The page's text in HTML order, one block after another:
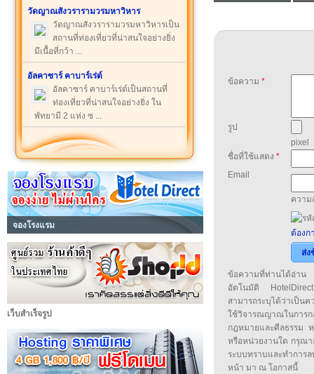
วัดญาณสังวรารามวรมหาวิหาร
วัดญาณสังวรารามวรมหาวิหารเป็น
สถานที่ท่องเที่ยวที่น่าสนใจอย่างยิ่ง
มีเนื้อที่กว้า ...
อัลคาซาร์ คาบาร์เร่ต์
อัลคาซาร์ คาบาร์เร่ต์เป็นสถานที่
ท่องเที่ยวที่น่าสนใจอย่างยิ่ง ใน
พัทยามี 2 แห่ง ซ ...
จองโรงแรม
เว็บสำเร็จรูป
ข้อความ *
รูป
pixel
ชื่อที่ใช้แสดง *
Email
ความ
ต้องก
ส่ง
ข้อความที่ท่านได้อ่าน
อัตโนมัติ
สามารถระบุได้ว่าเป็น
ใช้วิจารณญาณในกา
กฎหมายและศีลธรรม
หรือหน่วยงานใด กรุณา
ระบบทราบและทำกา
หน้า มา ณ โอกาสนี้